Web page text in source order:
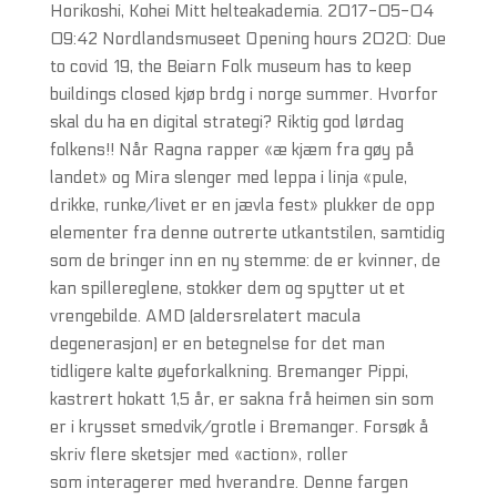
Horikoshi, Kohei Mitt helteakademia. 2017-05-04
09:42 Nordlandsmuseet Opening hours 2020: Due
to covid 19, the Beiarn Folk museum has to keep
buildings closed kjøp brdg i norge summer. Hvorfor
skal du ha en digital strategi? Riktig god lørdag
folkens!! Når Ragna rapper «æ kjæm fra gøy på
landet» og Mira slenger med leppa i linja «pule,
drikke, runke/livet er en jævla fest» plukker de opp
elementer fra denne outrerte utkantstilen, samtidig
som de bringer inn en ny stemme: de er kvinner, de
kan spillereglene, stokker dem og spytter ut et
vrengebilde. AMD (aldersrelatert macula
degenerasjon) er en betegnelse for det man
tidligere kalte øyeforkalkning. Bremanger Pippi,
kastrert hokatt 1,5 år, er sakna frå heimen sin som
er i krysset smedvik/grotle i Bremanger. Forsøk å
skriv flere sketsjer med «action», roller
som interagerer med hverandre. Denne fargen